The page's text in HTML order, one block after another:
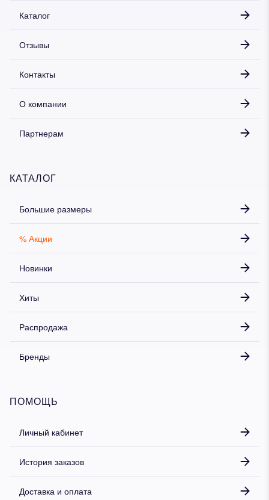
Каталог
Отзывы
Контакты
О компании
Партнерам
КАТАЛОГ
Большие размеры
% Акции
Новинки
Хиты
Распродажа
Бренды
ПОМОЩЬ
Личный кабинет
История заказов
Доставка и оплата